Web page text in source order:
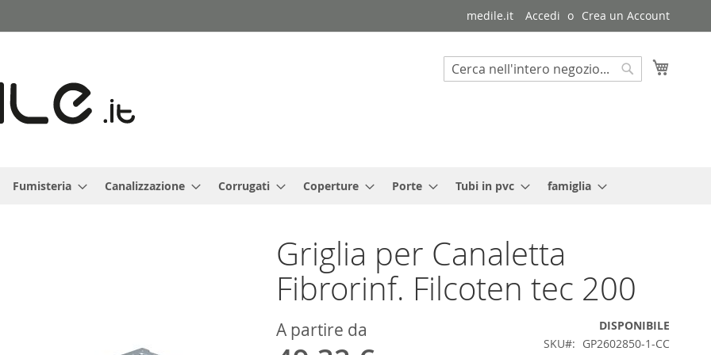
medile.it Accedi Crea un Account
Cerca
Fumisteria Canalizzazione Corrugati Coperture Porte Tubi in pvc famiglia
Griglia per Canaletta
Fibrorinf. Filcoten tec 200
A partire da
DISPONIBILE
SKU
GP2602850-1-CC